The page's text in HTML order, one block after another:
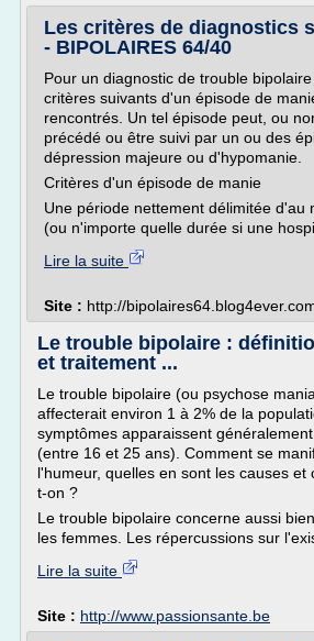
Les critères de diagnostics
- BIPOLAIRES 64/40
Pour un diagnostic de trouble
critères suivants d'un épisode de
rencontrés. Un tel épisode peut, ou
précédé ou être suivi par un ou des
dépression majeure ou d'hypomanie.
Critères d'un épisode de manie
Une période nettement délimitée d'au
(ou n'importe quelle durée si une
Lire la suite
Site : http://
Le trouble bipolaire :
et traitement ...
Le trouble bipolaire (ou psychose
affecterait environ 1 à 2% de la
symptômes apparaissent
(entre 16 et 25 ans). Comment se
l'humeur, quelles en sont les causes et
t-on ?
Le trouble bipolaire concerne aussi
les femmes. Les répercussions sur
Lire la suite
Site : http://www.passionsante.be